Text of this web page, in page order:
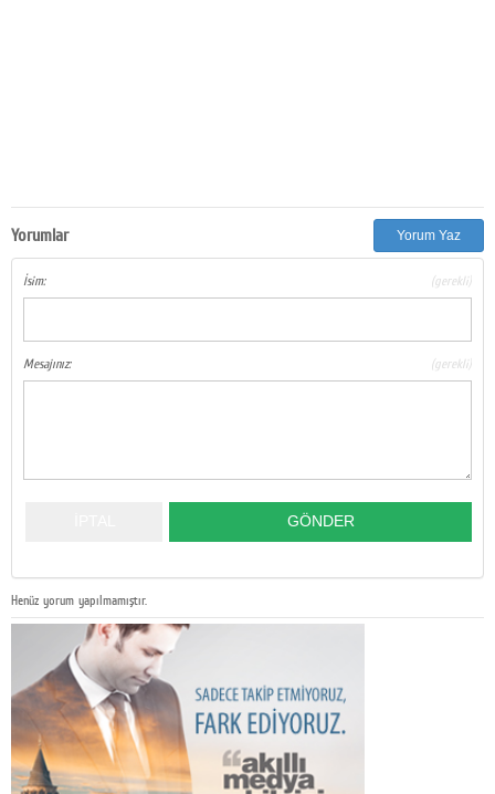
Yorumlar Yorum Yaz
İsim: (gerekli)
Mesajınız: (gerekli)
Henüz yorum yapılmamıştır.